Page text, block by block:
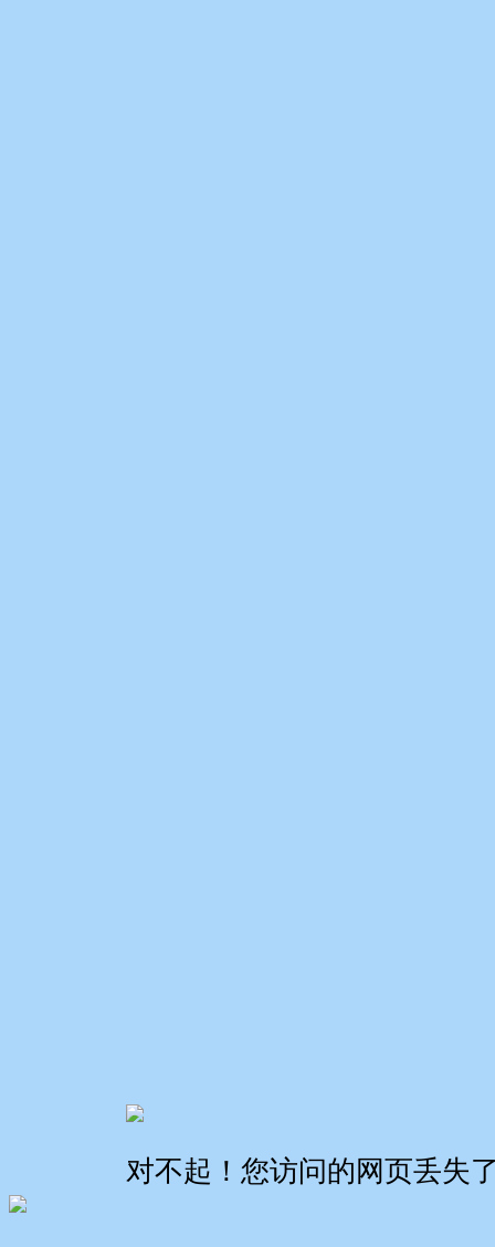
对不起！您访问的网页丢失